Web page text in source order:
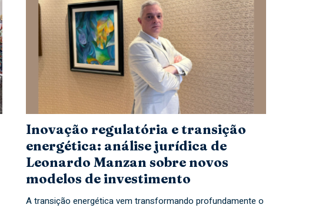
Inovação regulatória e transição
energética: análise jurídica de
Leonardo Manzan sobre novos
modelos de investimento
A transição energética vem transformando profundamente o